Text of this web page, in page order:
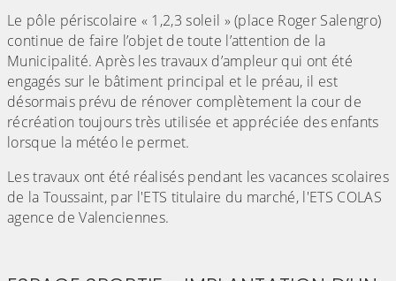
Le pôle périscolaire « 1,2,3 soleil » (place Roger Salengro)
continue de faire l’objet de toute l’attention de la
Municipalité. Après les travaux d’ampleur qui ont été
engagés sur le bâtiment principal et le préau, il est
désormais prévu de rénover complètement la cour de
récréation toujours très utilisée et appréciée des enfants
lorsque la météo le permet.
Les travaux ont été réalisés pendant les vacances scolaires
de la Toussaint, par l'ETS titulaire du marché, l'ETS COLAS
agence de Valenciennes.